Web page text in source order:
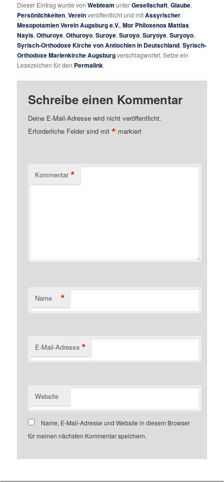
Dieser Eintrag wurde vonWebteam unterGesellschaft,Glaube,
Persönlichkeiten,Vereinveröffentlicht und mitAssyrischer
Mesopotamien Verein Augsburg e.V.,Mor Philoxenos Mattias
Nayis,Othuroye,Othuroyo,Suroye,Suroyo,Suryoye,Suryoyo,
Syrisch-Orthodoxe Kirche von Antiochien in Deutschland,Syrisch-
Orthodoxe Marienkirche Augsburgverschlagwortet. Setze ein
Lesezeichen für den Permalink.
Schreibe einen Kommentar
Deine E-Mail-Adresse wird nicht veröffentlicht.
Erforderliche Felder sind mit* markiert
Kommentar *
Name *
E-Mail-Adresse *
Website
Name, E-Mail-Adresse und Website in diesem Browser
für meinen nächsten Kommentar speichern.